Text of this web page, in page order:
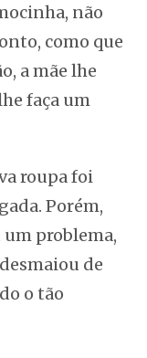
não
como que
a mãe lhe
faça um
roupa foi
Porém,
problema,
de
o tão